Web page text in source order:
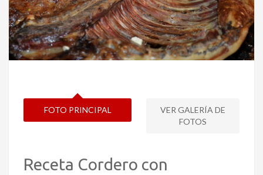
FOTO PRINCIPAL
VER GALERÍA DE
FOTOS
Receta Cordero con